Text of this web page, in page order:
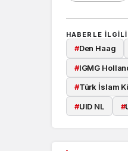
HABERLE
#Den Haag
#IGMG
#Türk İslam
#UID NL #